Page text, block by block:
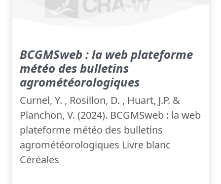
BCGMSweb : la web plateforme
météo des bulletins
agrométéorologiques
Curnel, Y. , Rosillon, D. , Huart, J.P. &
Planchon, V. (2024). BCGMSweb : la web
plateforme météo des bulletins
agrométéorologiques Livre blanc
Céréales